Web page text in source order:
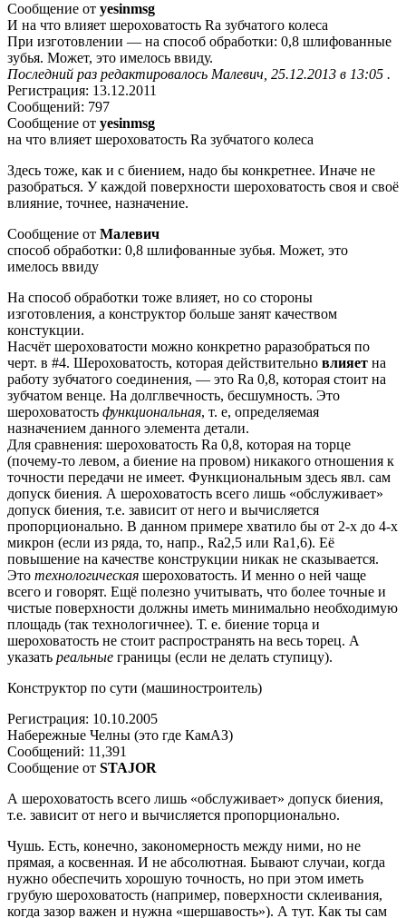
Сообщение от yesinmsg
И на что влияет шероховатость Ra зубчатого колеса
При изготовлении — на способ обработки: 0,8 шлифованные
зубья. Может, это имелось ввиду.
Последний раз редактировалось Малевич, 25.12.2013 в 13:05 .
Регистрация: 13.12.2011
Сообщений: 797
Сообщение от yesinmsg
на что влияет шероховатость Ra зубчатого колеса
Здесь тоже, как и с биением, надо бы конкретнее. Иначе не
разобраться. У каждой поверхности шероховатость своя и своё
влияние, точнее, назначение.
Сообщение от Малевич
способ обработки: 0,8 шлифованные зубья. Может, это
имелось ввиду
На способ обработки тоже влияет, но со стороны
изготовления, а конструктор больше занят качеством
констукции.
Насчёт шероховатости можно конкретно раразобраться по
черт. в #4. Шероховатость, которая действительно влияет на
работу зубчатого соединения, — это Ra 0,8, которая стоит на
зубчатом венце. На долглвечность, бесшумность. Это
шероховатость функциональная, т. е, определяемая
назначением данного элемента детали.
Для сравнения: шероховатость Ra 0,8, которая на торце
(почему-то левом, а биение на провом) никакого отношения к
точности передачи не имеет. Функциональным здесь явл. сам
допуск биения. А шероховатость всего лишь «обслуживает»
допуск биения, т.е. зависит от него и вычисляется
пропорционально. В данном примере хватило бы от 2-х до 4-х
микрон (если из ряда, то, напр., Ra2,5 или Ra1,6). Её
повышение на качестве конструкции никак не сказывается.
Это технологическая шероховатость. И менно о ней чаще
всего и говорят. Ещё полезно учитывать, что более точные и
чистые поверхности должны иметь минимально необходимую
площадь (так технологичнее). Т. е. биение торца и
шероховатость не стоит распространять на весь торец. А
указать реальные границы (если не делать ступицу).
Конструктор по сути (машиностроитель)
Регистрация: 10.10.2005
Набережные Челны (это где КамАЗ)
Сообщений: 11,391
Сообщение от STAJOR
А шероховатость всего лишь «обслуживает» допуск биения,
т.е. зависит от него и вычисляется пропорционально.
Чушь. Есть, конечно, закономерность между ними, но не
прямая, а косвенная. И не абсолютная. Бывают случаи, когда
нужно обеспечить хорошую точность, но при этом иметь
грубую шероховатость (например, поверхности склеивания,
когда зазор важен и нужна «шершавость»). А тут. Как ты сам